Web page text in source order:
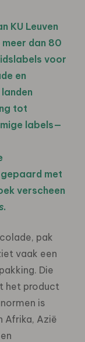
KU Leuven
dan 80
voor
en
tot
labels—
met
verscheen
.
pak
vaak een
Die
het product
is
Afrika, Azië